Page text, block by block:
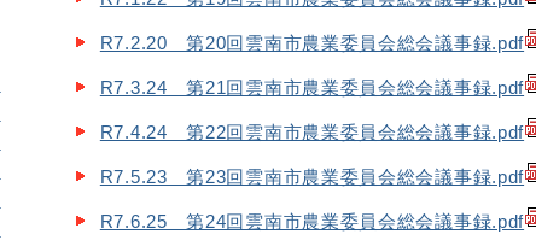
R7.2.20 第20回雲南市農業委員会総会議事録.pdf
R7.3.24 第21回雲南市農業委員会総会議事録.pdf
R7.4.24 第22回雲南市農業委員会総会議事録.pdf
R7.5.23 第23回雲南市農業委員会総会議事録.pdf
R7.6.25 第24回雲南市農業委員会総会議事録.pdf